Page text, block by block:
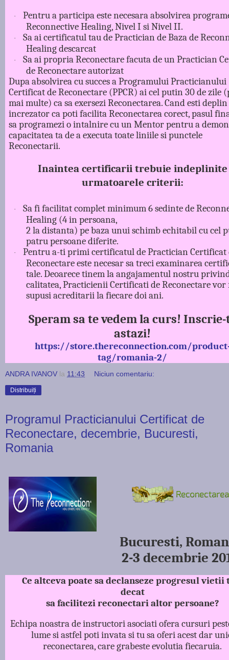
·
Pentru a participa este necesara absolvirea
Reconnective Healing, Nivel I si Nivel II.
·
Sa ai certificatul tau de Practician de Baza de
Healing descarcat
·
Sa ai propria Reconectare facuta de un Practician
de Reconectare autorizat
Dupa absolvirea cu succes a Programului Practicianului
Certificat de Reconectare (PPCR) ai cel putin 30 de zile
mai multe) ca sa exersezi Reconectarea. Cand esti deplin
increzator ca poti facilita Reconectarea corect, pasul
sa programezi o intalnire cu un Mentor pentru a
capacitatea ta de a executa toate liniile si punctele
Reconectarii.
Inaintea certificarii trebuie indeplinite
urmatoarele criterii:
·
Sa fi facilitat complet minimum 6 sedinte de
Healing (4 in persoana,
2 la distanta) pe baza unui schimb echitabil cu cel
patru persoane diferite.
·
Pentru a-ti primi certificatul de Practician Certificat
Reconectare este necesar sa treci examinarea
tale. Deoarece tinem la angajamentul nostru
calitatea, Practicienii Certificati de Reconectare vor
supusi acreditarii la fiecare doi ani.
Speram sa te vedem la curs! Inscrie-
astazi!
https://store.thereconnection.com/
tag/romania-2/
ANDRA IVANOV la 11:43 Niciun comentariu:
Distribuiți
Programul Practicianului Certificat de
Reconectare, decembrie, Bucuresti,
Romania
Bucuresti,
2-3 decembrie
Ce altceva poate sa declanseze progresul vietii
decat
sa facilitezi reconectari altor persoane?
Echipa noastra de instructori asociati ofera cursuri
lume si astfel poti invata si tu sa oferi acest dar
reconectarea, care grabeste evolutia fiecaruia.